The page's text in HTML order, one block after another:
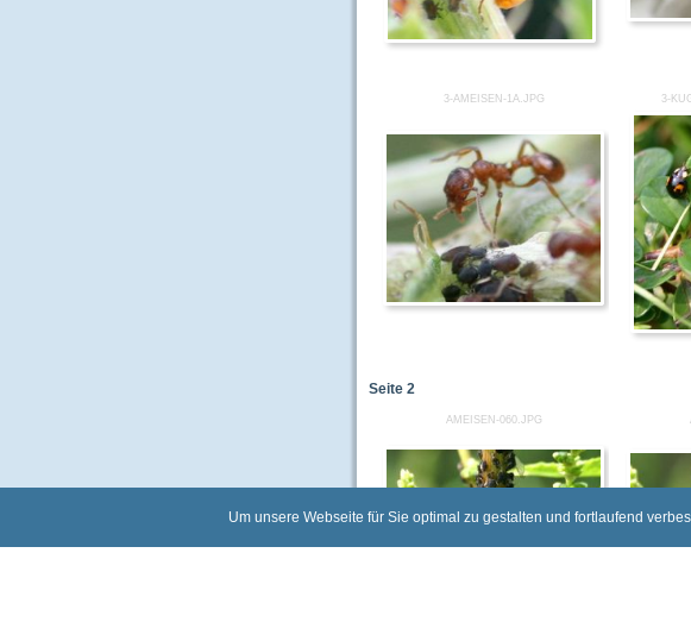
3-AMEISEN-1A.JPG 3-
Seite 2
AMEISEN-060.JPG
Um unsere Webseite für Sie optimal zu gestalten und fortlaufend